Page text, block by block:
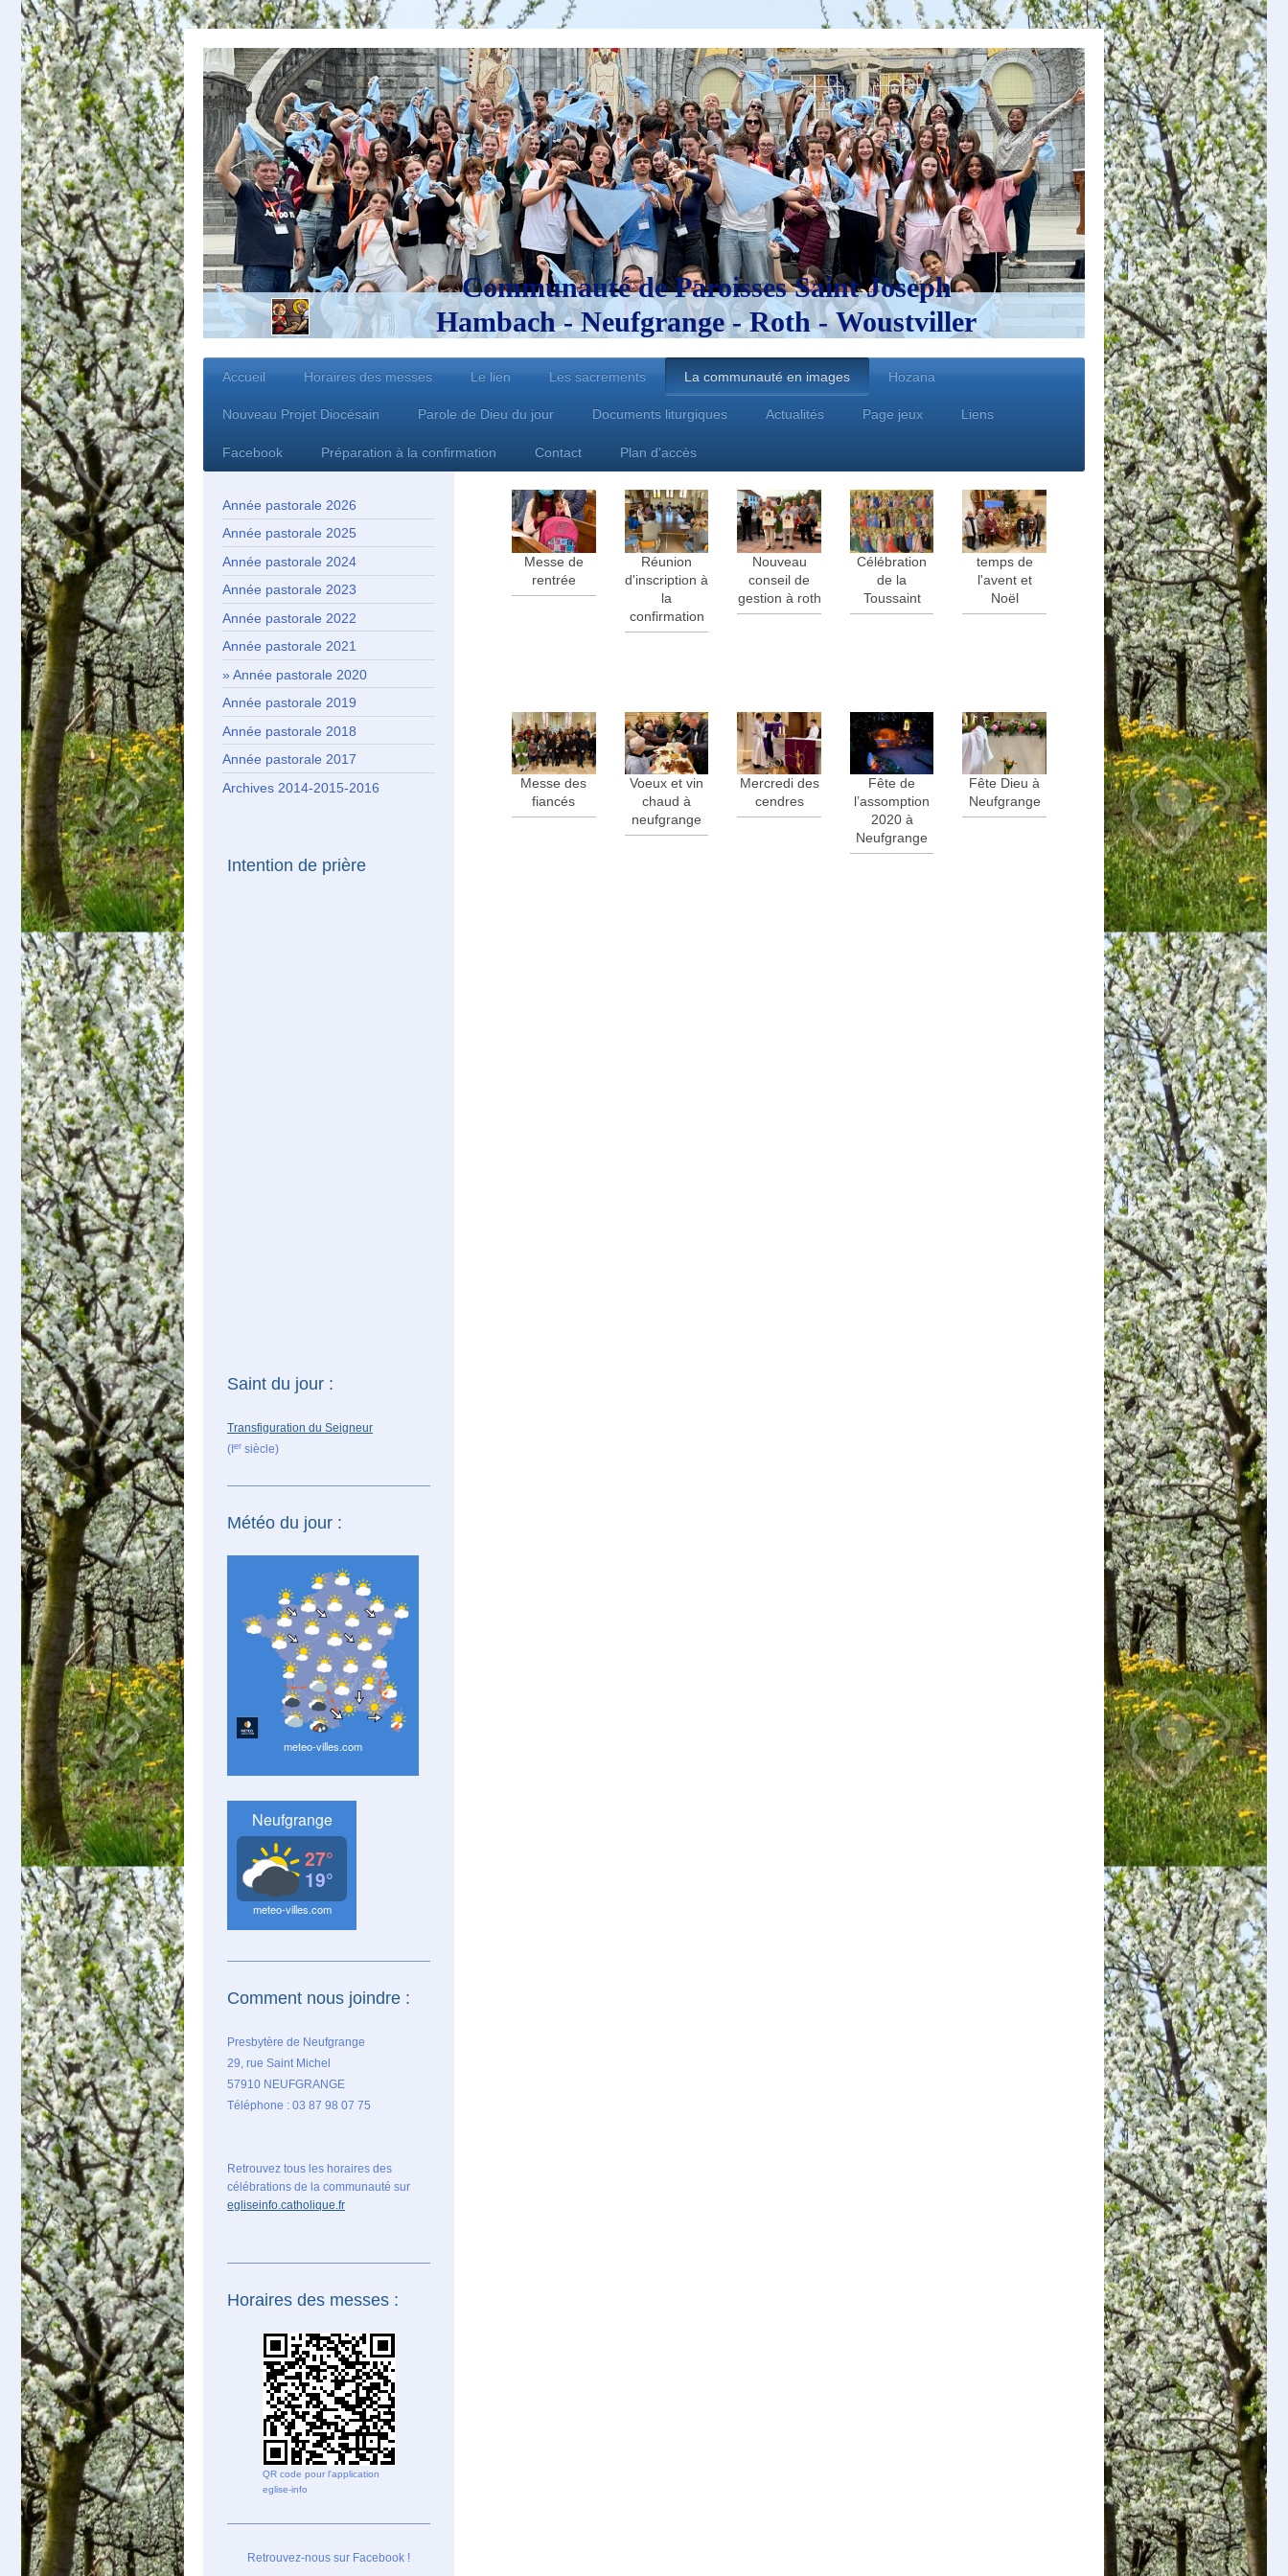
Communauté de Paroisses Saint Joseph
Hambach - Neufgrange - Roth - Woustviller
Accueil Horaires des messes Le lien Les sacrements La communauté en images Hozana
Nouveau Projet Diocésain Parole de Dieu du jour Documents liturgiques Actualités Page jeux Liens
Facebook Préparation à la confirmation Contact Plan d'accès
Messe de
rentrée
Réunion
d'inscription à
la
confirmation
Nouveau
conseil de
gestion à roth
Célébration
de la
Toussaint
temps de
l'avent et
Noël
Messe des
fiancés
Voeux et vin
chaud à
neufgrange
Mercredi des
cendres
Fête de
l’assomption
2020 à
Neufgrange
Fête Dieu à
Neufgrange
Année pastorale 2026
Année pastorale 2025
Année pastorale 2024
Année pastorale 2023
Année pastorale 2022
Année pastorale 2021
Année pastorale 2020
Année pastorale 2019
Année pastorale 2018
Année pastorale 2017
Archives 2014-2015-2016
Intention de prière
Saint du jour :
Transfiguration du Seigneur
(I er siècle)
Météo du jour :
Comment nous joindre :
Presbytère de Neufgrange
29, rue Saint Michel
57910 NEUFGRANGE
Téléphone : 03 87 98 07 75
Retrouvez tous les horaires des
célébrations de la communauté sur
egliseinfo.catholique.fr
Horaires des messes :
QR code pour l'application
eglise-info
Retrouvez-nous sur Facebook !